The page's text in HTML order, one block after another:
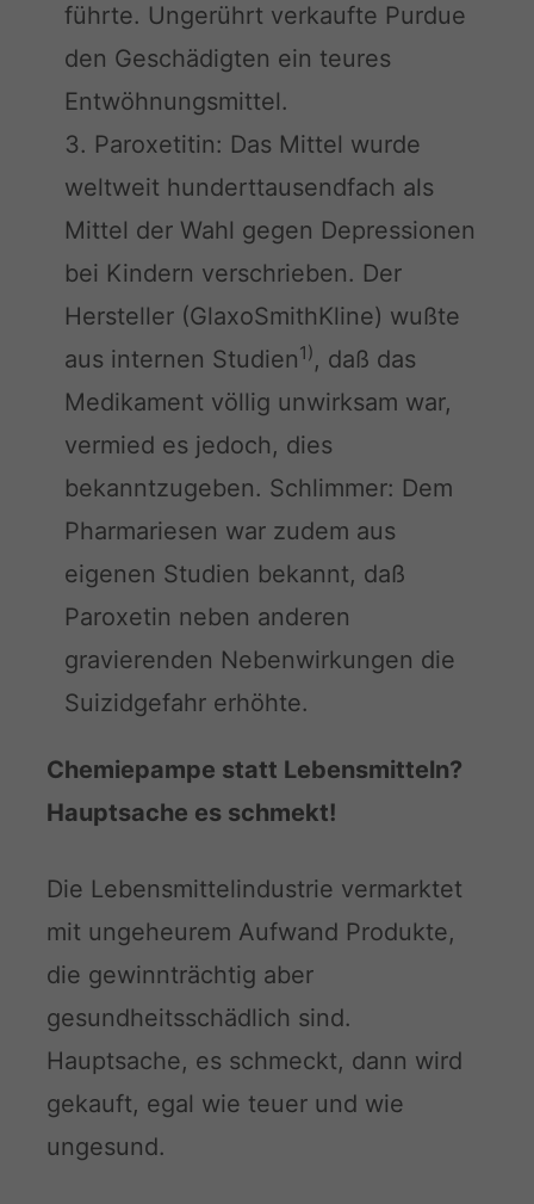
führte. Ungerührt verkaufte Purdue
den Geschädigten ein teures
Entwöhnungsmittel.
Paroxetitin: Das Mittel wurde
weltweit hunderttausendfach als
Mittel der Wahl gegen Depressionen
bei Kindern verschrieben. Der
Hersteller (GlaxoSmithKline) wußte
aus internen Studien1), daß das
Medikament völlig unwirksam war,
vermied es jedoch, dies
bekanntzugeben. Schlimmer: Dem
Pharmariesen war zudem aus
eigenen Studien bekannt, daß
Paroxetin neben anderen
gravierenden Nebenwirkungen die
Suizidgefahr erhöhte.
Chemiepampe statt Lebensmitteln?
Hauptsache es schmekt!
Die Lebensmittelindustrie vermarktet
mit ungeheurem Aufwand Produkte,
die gewinnträchtig aber
gesundheitsschädlich sind.
Hauptsache, es schmeckt, dann wird
gekauft, egal wie teuer und wie
ungesund.